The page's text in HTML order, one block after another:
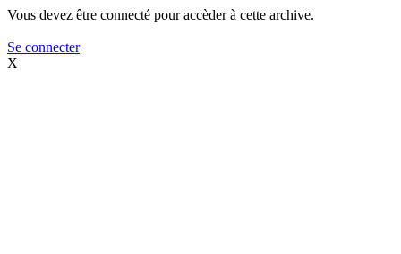
Vous devez être connecté pour accèder à cette archive.
Se connecter
X